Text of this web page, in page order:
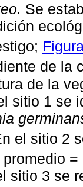
Se
de la
de la
sitio 1 se
el sitio 2
promedio
sitio 3 se